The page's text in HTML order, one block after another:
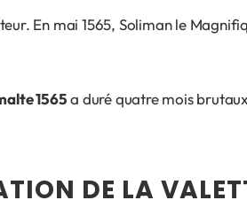
En mai 1565, Soliman le
1565 a duré quatre mois
DE LA